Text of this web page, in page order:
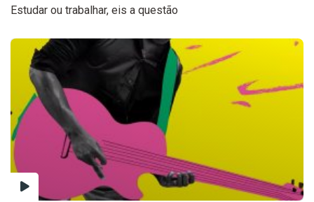
Estudar ou trabalhar, eis a questão